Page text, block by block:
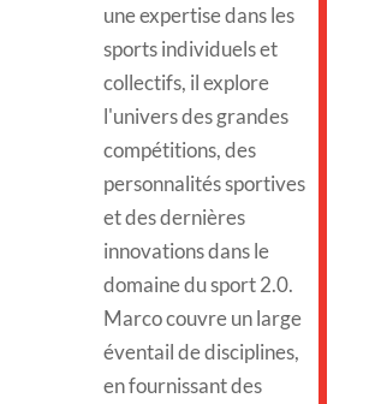
une expertise dans les
sports individuels et
collectifs, il explore
l'univers des grandes
compétitions, des
personnalités sportives
et des dernières
innovations dans le
domaine du sport 2.0.
Marco couvre un large
éventail de disciplines,
en fournissant des